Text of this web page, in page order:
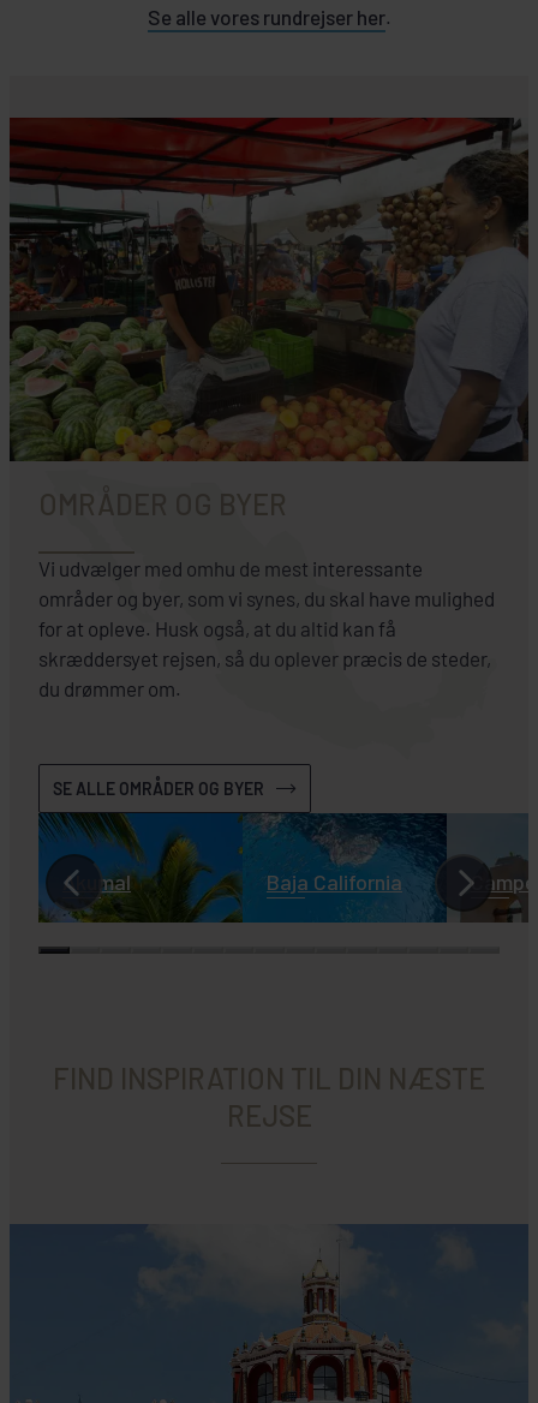
Se alle vores rundrejser her.
OMRÅDER OG BYER
Vi udvælger med omhu de mest interessante
områder og byer, som vi synes, du skal have mulighed
for at opleve. Husk også, at du altid kan få
skræddersyet rejsen, så du oplever præcis de steder,
du drømmer om.
SE ALLE OMRÅDER OG BYER
Akumal Baja California
FIND INSPIRATION TIL DIN NÆSTE
REJSE